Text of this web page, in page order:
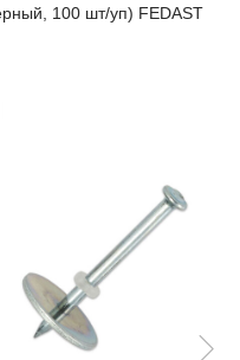
100 шт/уп) FEDAST